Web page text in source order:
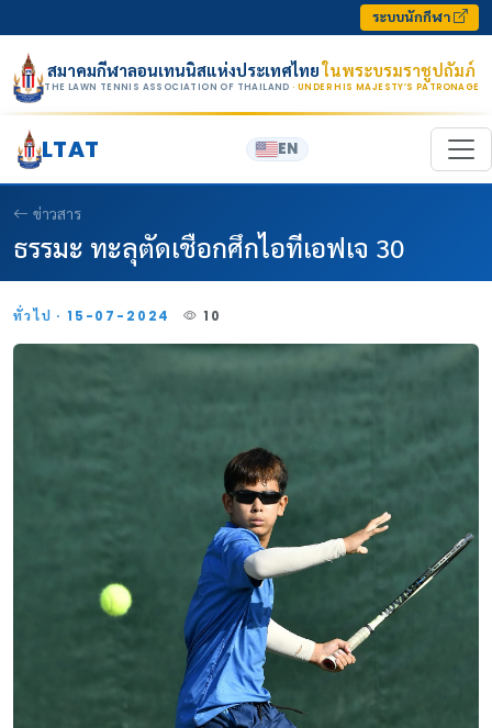
ระบบนักกีฬา
สมาคมกีฬาลอนเทนนิสแห่งประเทศไทยในพระบรมราชูปถัมภ์
THE LAWN TENNIS ASSOCIATION OF THAILAND · UNDER HIS MAJESTY’S PATRONAGE
LTAT EN
ข่าวสาร
ธรรมะ ทะลุตัดเชือกศึกไอทีเอฟเจ 30
ทั่วไป · 15-07-2024 10